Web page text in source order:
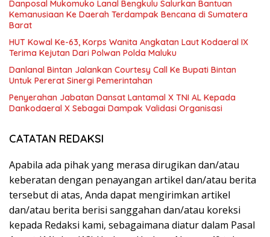
Danposal Mukomuko Lanal Bengkulu Salurkan Bantuan
Kemanusiaan Ke Daerah Terdampak Bencana di Sumatera
Barat
HUT Kowal Ke-63, Korps Wanita Angkatan Laut Kodaeral IX
Terima Kejutan Dari Polwan Polda Maluku
Danlanal Bintan Jalankan Courtesy Call Ke Bupati Bintan
Untuk Pererat Sinergi Pemerintahan
Penyerahan Jabatan Dansat Lantamal X TNI AL Kepada
Dankodaeral X Sebagai Dampak Validasi Organisasi
CATATAN REDAKSI
Apabila ada pihak yang merasa dirugikan dan/atau
keberatan dengan penayangan artikel dan/atau berita
tersebut di atas, Anda dapat mengirimkan artikel
dan/atau berita berisi sanggahan dan/atau koreksi
kepada Redaksi kami, sebagaimana diatur dalam Pasal